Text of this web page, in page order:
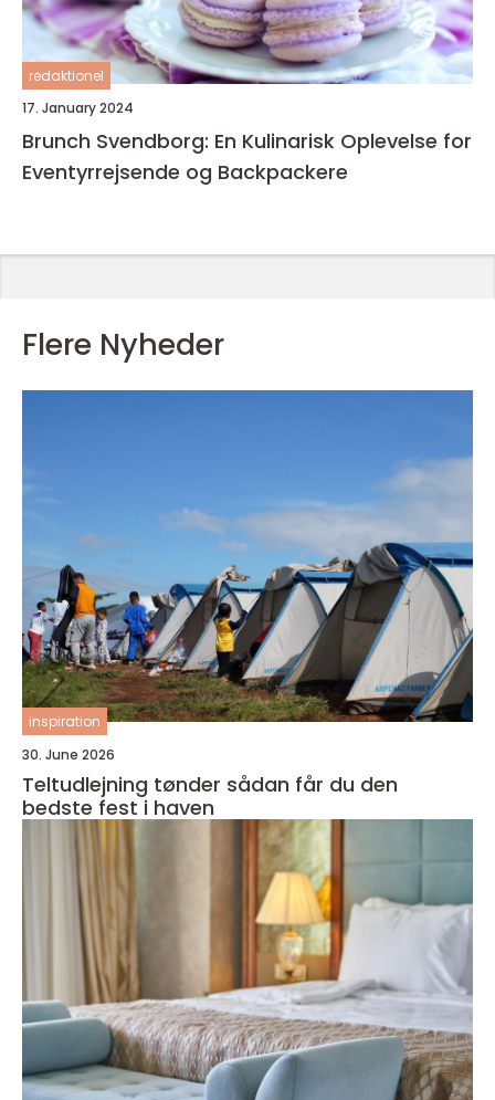
redaktionel
17. January 2024
Brunch Svendborg: En Kulinarisk Oplevelse for
Eventyrrejsende og Backpackere
Flere Nyheder
inspiration
30. June 2026
Teltudlejning tønder sådan får du den
bedste fest i haven